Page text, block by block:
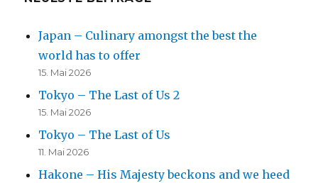
Japan – Culinary amongst the best the
world has to offer
15. Mai 2026
Tokyo – The Last of Us 2
15. Mai 2026
Tokyo – The Last of Us
11. Mai 2026
Hakone – His Majesty beckons and we heed